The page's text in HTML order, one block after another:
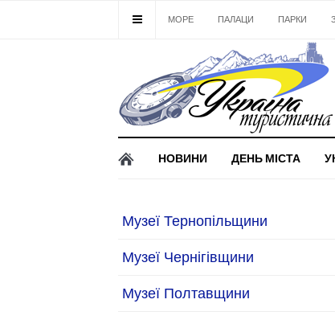
МОРЕ ПАЛАЦИ ПАРКИ
НОВИНИ ДЕНЬ МІСТА
Музеї Тернопільщини
Музеї Чернігівщини
Музеї Полтавщини